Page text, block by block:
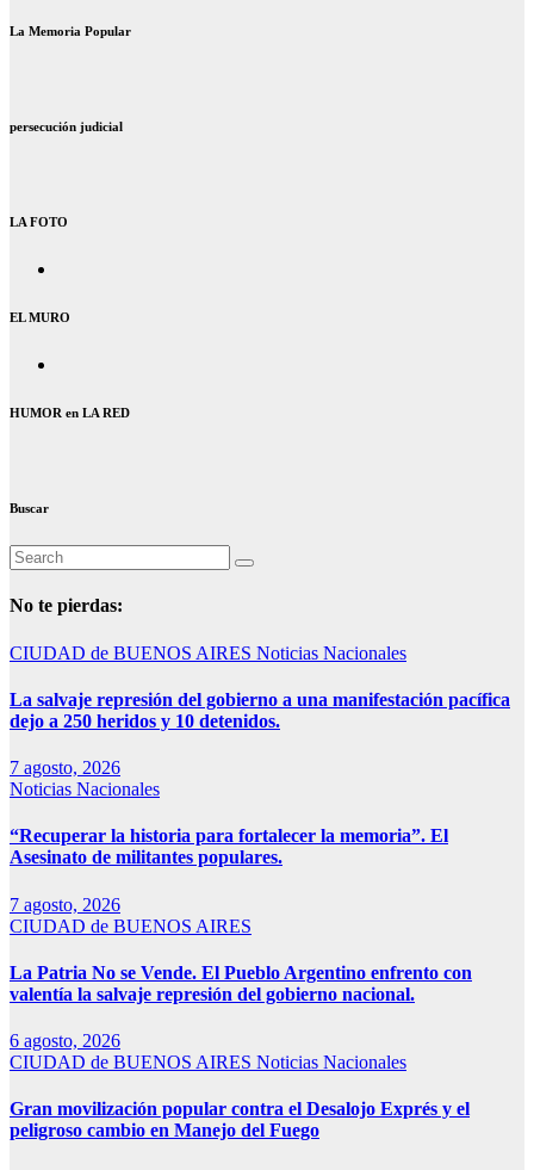
La Memoria Popular
persecución judicial
LA FOTO
EL MURO
HUMOR en LA RED
Buscar
No te pierdas:
CIUDAD de BUENOS AIRES Noticias Nacionales
La salvaje represión del gobierno a una manifestación pacífica
dejo a 250 heridos y 10 detenidos.
7 agosto, 2026
Noticias Nacionales
“Recuperar la historia para fortalecer la memoria”. El
Asesinato de militantes populares.
7 agosto, 2026
CIUDAD de BUENOS AIRES
La Patria No se Vende. El Pueblo Argentino enfrento con
valentía la salvaje represión del gobierno nacional.
6 agosto, 2026
CIUDAD de BUENOS AIRES Noticias Nacionales
Gran movilización popular contra el Desalojo Exprés y el
peligroso cambio en Manejo del Fuego